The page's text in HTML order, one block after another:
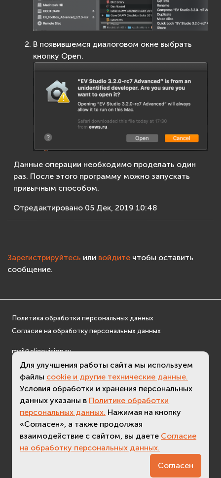
В появившемся диалоговом окне выбрать
кнопку Open.
Данные операции необходимо проделать один
раз. После этого программу можно запускать
привычным способом.
Отредактировано 05 Дек, 2019 10:48
Зарегистрируйтесь или войдите чтобы оставить
сообщение.
Политика обработки персональных данных
Согласие на обработку персональных данных
mail@eligovision.ru
+7 (495) 740 08 16
© ООО "ЭлигоВижн", 2005-2026
Для улучшения работы сайта мы используем
файлы cookie и другие технические данные.
Условия обработки и хранения персональных
данных указаны в Политике обработки
персональных данных. Нажимая на кнопку
«Согласен», а также продолжая
взаимодействие с сайтом, вы даете Согласие
на обработку персональных данных.
Согласен